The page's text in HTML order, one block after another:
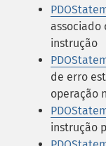
associado
instrução
de erro
operação
instrução